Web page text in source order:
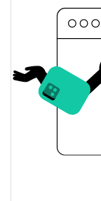
Ontem
A mudança
Volume de
Histórico do
7 dias Baixa